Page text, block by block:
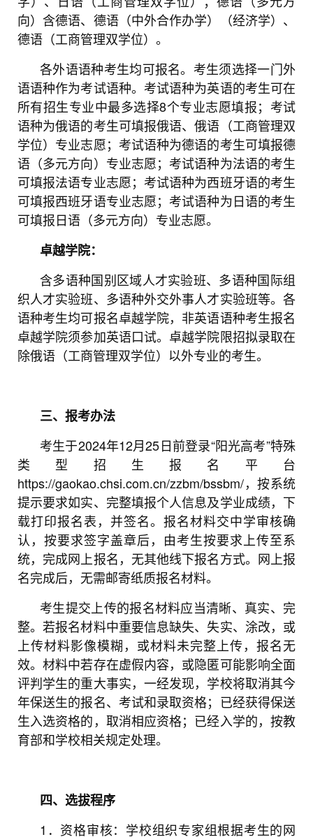
向）含德语、德语（中外合作办学）（经济学）、
德语（工商管理双学位）。
各外语语种考生均可报名。考生须选择一门外
语语种作为考试语种。 考试语种为英语的考生可在
所有招生专业中最多选择8个专业志愿填报； 考试
语种为俄语的考生可填报俄语、俄语（工商管理双
学位）专业志愿； 考试语种为德语的考生可填报德
语（多元方向）专业志愿； 考试语种为法语的考生
可填报法语专业志愿； 考试语种为西班牙语的考生
可填报西班牙语专业志愿； 考试语种为日语的考生
可填报日语（多元方向）专业志愿。
卓越学院：
含多语种国别区域人才实验班、多语种国际组
织人才实验班、多语种外交外事人才实验班等。各
语种考生均可报名卓越学院，非英语语种考生报名
卓越学院须参加英语口试。卓越学院限招拟录取在
除俄语（工商管理双学位）以外专业的考生。
三、报考办法
考生于2024年12月25日前登录“阳光高考”特殊
类型招生报名平台
https://gaokao.chsi.com.cn/zzbm/bssbm/，按系统
提示要求如实、完整填报个人信息及学业成绩，下
载打印报名表，并签名。报名材料交中学审核确
认，按要求签字盖章后，由考生按要求上传至系
统，完成网上报名，无其他线下报名方式。网上报
名完成后，无需邮寄纸质报名材料。
考生提交上传的报名材料应当清晰、真实、完
整。若报名材料中重要信息缺失、失实、涂改，或
上传材料影像模糊，或材料未完整上传，报名无
效。材料中若存在虚假内容，或隐匿可能影响全面
评判学生的重大事实，一经发现，学校将取消其今
年保送生的报名、考试和录取资格；已经获得保送
生入选资格的，取消相应资格；已经入学的，按教
育部和学校相关规定处理。
四、选拔程序
1．资格审核：学校组织专家组根据考生的网